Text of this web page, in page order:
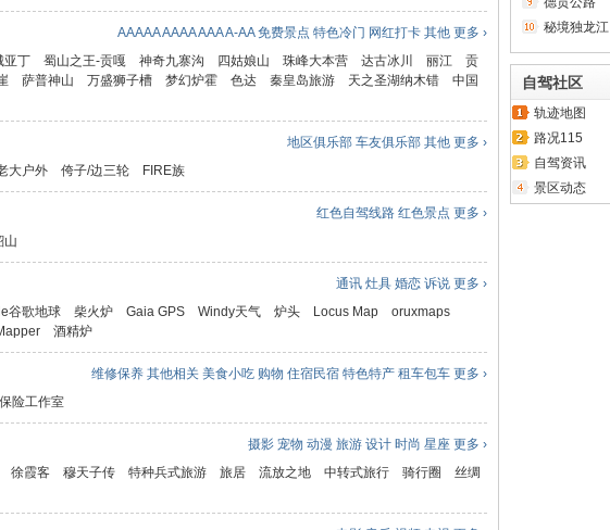
hp?
mod=viewthread&tid=13526
2022.7.4
公路（德贡公
但道路弯多坡
forum.p
forum.p
上21时，德贡
德贡公路道路
贡公路孔雀山
forum.p
川湘公路（湘川公路）：国道
庆的三江雷神店，终点在湖南芦
书合称这两段为史迪威公路，也
分
为西祥公路，即西昌到云南祥
段，如今108国道的一部分
乐西公路[乐山-新场-羊子岩-吉
r=/l/jdlist&t=223
https://shop.023115.com/?
r=/l/ddlist&t=223
AAAAAAAAAAAAA-AA 免费景点 特色冷门 网红打卡 其他 更多 ›
亚丁 蜀山之王-贡嘎 神奇九寨沟 四姑娘山 珠峰大本营 达古冰川 丽江
贡
萨普神山 万盛狮子槽 梦幻炉霍 色达 秦皇岛旅游 天之圣湖纳木错
中国
地区俱乐部 车友俱乐部 其他 更多 ›
大户外 侉子/边三轮 FIRE族
红色自驾线路 红色景点 更多 ›
山
通讯 灶具 婚恋 诉说 更多 ›
谷歌地球 柴火炉 Gaia GPS Windy天气 炉头 Locus Map
oruxmaps
酒精炉
维修保养 其他相关 美食小吃 购物 住宿民宿 特色特产 租车包车 更多 ›
保险工作室
摄影 宠物 动漫 旅游 设计 时尚 星座 更多 ›
徐霞客 穆天子传 特种兵式旅游 旅居 流放之地 中转式旅行 骑行圈
丝绸
秘境独龙江
自驾社区
轨迹地图
路况115
自驾资讯
景区动态